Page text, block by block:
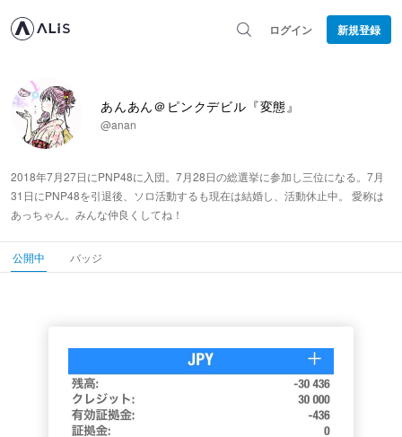
ログイン 新規登録
あんあん＠ピンクデビル『変態』
@anan
2018年7月27日にPNP48に入団。7月28日の総選挙に参加し三位になる。7月
31日にPNP48を引退後、ソロ活動するも現在は結婚し、活動休止中。 愛称は
あっちゃん。みんな仲良くしてね！
公開中 バッジ